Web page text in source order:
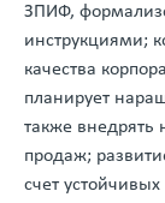
ЗПИФ,
инструкциями;
качества
планирует
также внедрять
продаж;
счет